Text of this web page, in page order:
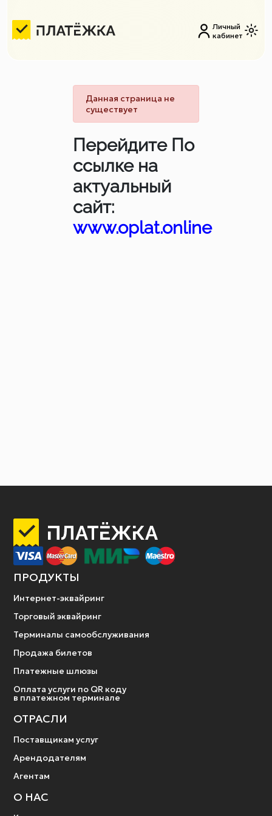
Личный
кабинет
Данная страница не
существует
Перейдите По
ссылке на
актуальный
сайт:
www.oplat.online
ПРОДУКТЫ
Интернет-эквайринг
Торговый эквайринг
Терминалы самообслуживания
Продажа билетов
Платежные шлюзы
Оплата услуги по QR коду
в платежном терминале
ОТРАСЛИ
Поставщикам услуг
Арендодателям
Агентам
О НАС